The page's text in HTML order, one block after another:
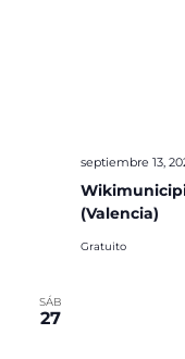
(Valencia)
septiembre 13,
Gratuito
SÁB
27